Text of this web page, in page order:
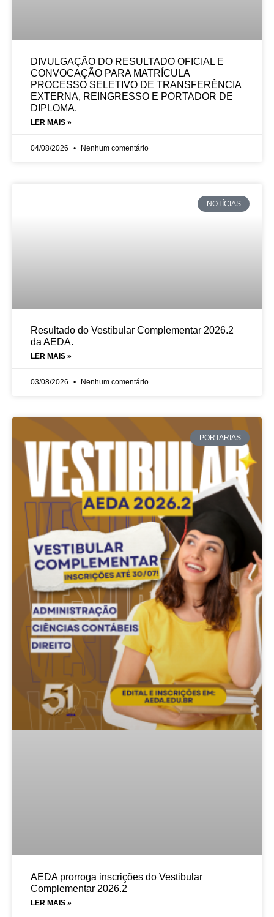
DIVULGAÇÃO DO RESULTADO OFICIAL E
CONVOCAÇÃO PARA MATRÍCULA
PROCESSO SELETIVO DE TRANSFERÊNCIA
EXTERNA, REINGRESSO E PORTADOR DE
DIPLOMA.
LER MAIS »
04/08/2026 Nenhum comentário
NOTÍCIAS
Resultado do Vestibular Complementar 2026.2
da AEDA.
LER MAIS »
03/08/2026 Nenhum comentário
PORTARIAS
AEDA prorroga inscrições do Vestibular
Complementar 2026.2
LER MAIS »